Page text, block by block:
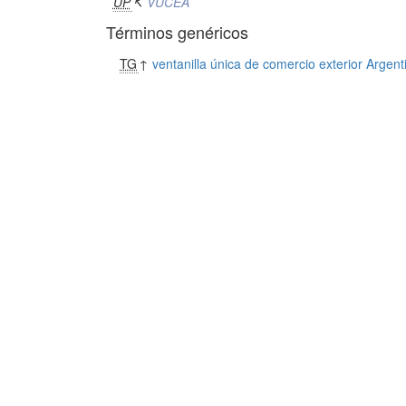
Términos genéricos
TG ↑ventanilla única de comercio exterior